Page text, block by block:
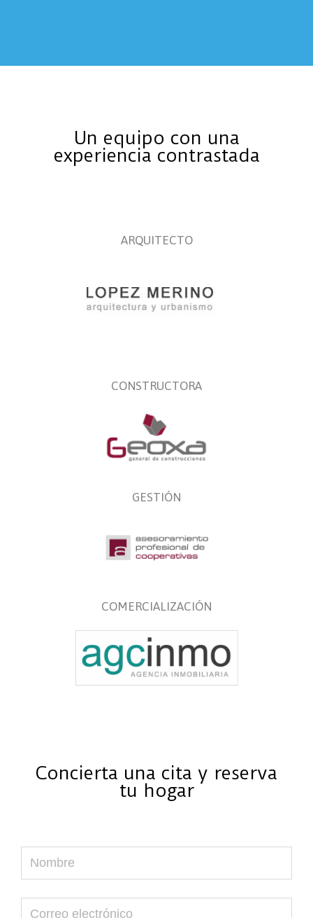
Un equipo con una
experiencia contrastada
ARQUITECTO
CONSTRUCTORA
GESTIÓN
COMERCIALIZACIÓN
Concierta una cita y reserva
tu hogar